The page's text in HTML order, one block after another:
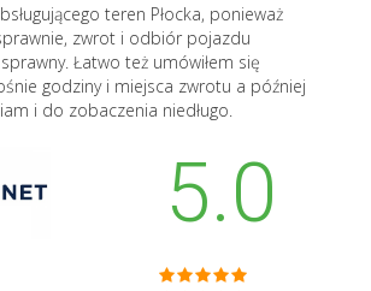
teren Płocka, ponieważ
zwrot i odbiór pojazdu
Łatwo też umówiłem się
godziny i miejsca zwrotu a później
i do zobaczenia niedługo.
5.0